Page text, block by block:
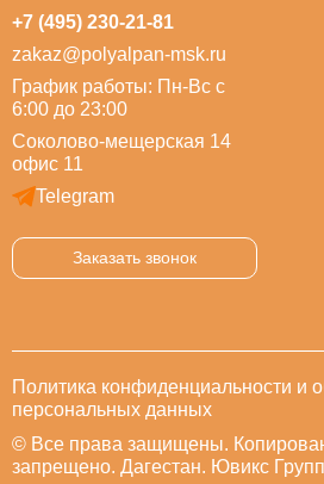
+7 (495) 230-21-81
zakaz@polyalpan-msk.ru
График работы: Пн-Вс с
6:00 до 23:00
Соколово-мещерская 14
офис 11
Telegram
Заказать звонок
Политика конфиденциальности и
персональных данных
© Все права защищены.
запрещено. Дагестан. Ювикс